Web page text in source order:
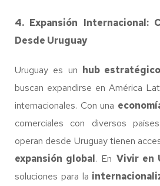
4. Expansión Internacional:
Desde Uruguay
Uruguay es un hub estratégico
buscan expandirse en América
internacionales. Con una
comerciales con diversos
operan desde Uruguay tienen
expansión global. En Vivir en
soluciones para la